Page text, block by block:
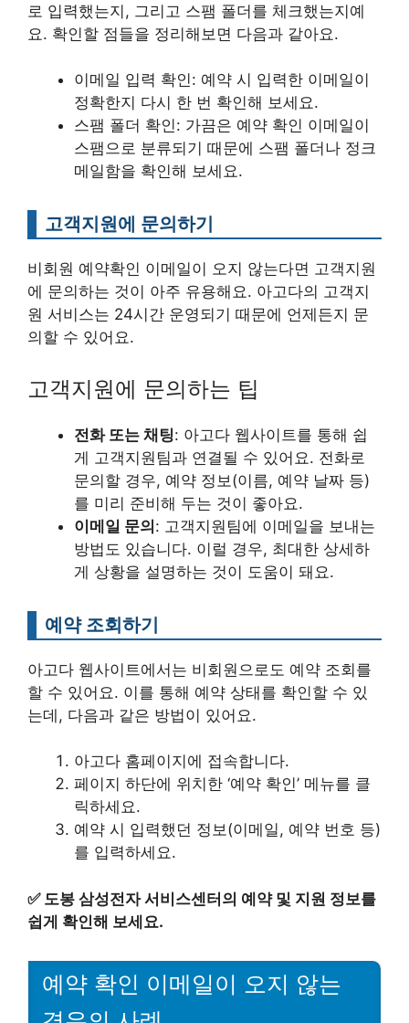
로 입력했는지, 그리고 스팸 폴더를 체크했는지예
요. 확인할 점들을 정리해보면 다음과 같아요.
이메일 입력 확인: 예약 시 입력한 이메일이
정확한지 다시 한 번 확인해 보세요.
스팸 폴더 확인: 가끔은 예약 확인 이메일이
스팸으로 분류되기 때문에 스팸 폴더나 정크
메일함을 확인해 보세요.
고객지원에 문의하기
비회원 예약확인 이메일이 오지 않는다면 고객지원
에 문의하는 것이 아주 유용해요. 아고다의 고객지
원 서비스는 24시간 운영되기 때문에 언제든지 문
의할 수 있어요.
고객지원에 문의하는 팁
전화 또는 채팅: 아고다 웹사이트를 통해 쉽
게 고객지원팀과 연결될 수 있어요. 전화로
문의할 경우, 예약 정보(이름, 예약 날짜 등)
를 미리 준비해 두는 것이 좋아요.
이메일 문의: 고객지원팀에 이메일을 보내는
방법도 있습니다. 이럴 경우, 최대한 상세하
게 상황을 설명하는 것이 도움이 돼요.
예약 조회하기
아고다 웹사이트에서는 비회원으로도 예약 조회를
할 수 있어요. 이를 통해 예약 상태를 확인할 수 있
는데, 다음과 같은 방법이 있어요.
아고다 홈페이지에 접속합니다.
페이지 하단에 위치한 ‘예약 확인’ 메뉴를 클
릭하세요.
예약 시 입력했던 정보(이메일, 예약 번호 등)
를 입력하세요.
✅ 도봉 삼성전자 서비스센터의 예약 및 지원 정보를
쉽게 확인해 보세요.
예약 확인 이메일이 오지 않는